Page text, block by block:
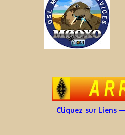
Cliquez sur Liens